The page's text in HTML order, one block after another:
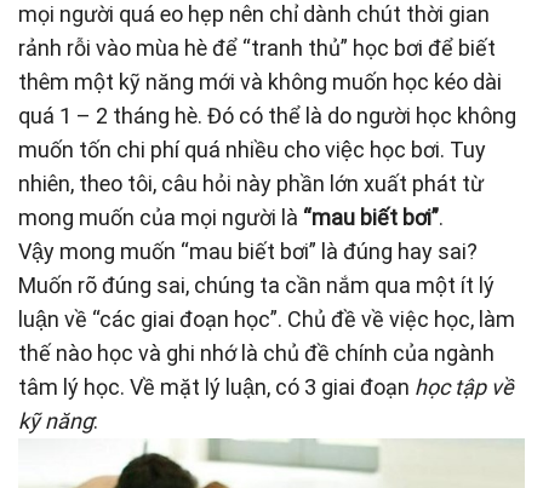
mọi người quá eo hẹp nên chỉ dành chút thời gian
rảnh rỗi vào mùa hè để “tranh thủ” học bơi để biết
thêm một kỹ năng mới và không muốn học kéo dài
quá 1 – 2 tháng hè. Đó có thể là do người học không
muốn tốn chi phí quá nhiều cho việc học bơi. Tuy
nhiên, theo tôi, câu hỏi này phần lớn xuất phát từ
mong muốn của mọi người là “mau biết bơi”.
Vậy mong muốn “mau biết bơi” là đúng hay sai?
Muốn rõ đúng sai, chúng ta cần nắm qua một ít lý
luận về “các giai đoạn học”. Chủ đề về việc học, làm
thế nào học và ghi nhớ là chủ đề chính của ngành
tâm lý học. Về mặt lý luận, có 3 giai đoạn học tập về
kỹ năng: